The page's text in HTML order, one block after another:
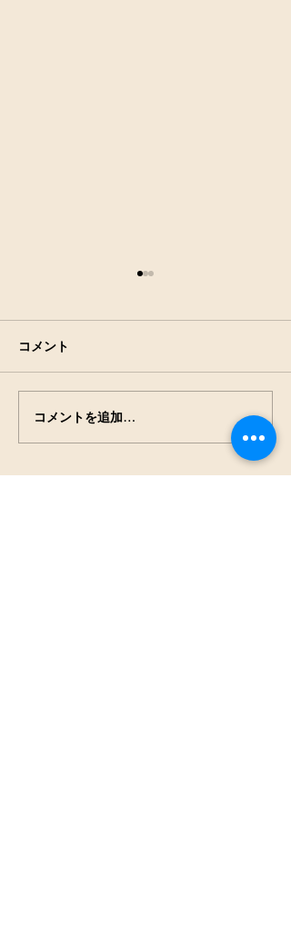
コメント
コメントを追加…